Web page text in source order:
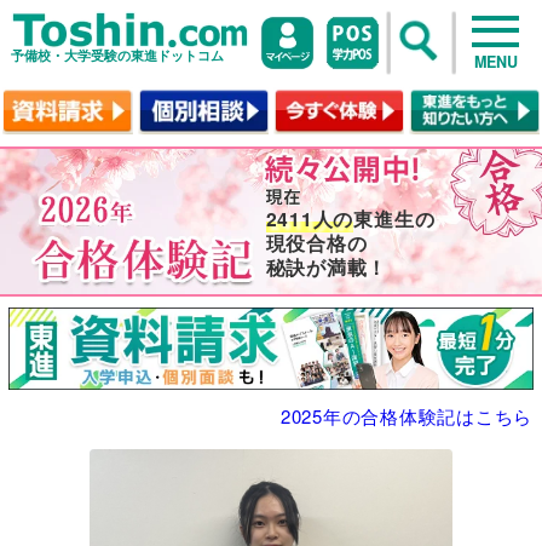
予備校・大学受験の東進ドットコム MENU
2411人の東進生の
現役合格の
秘訣が満載！
2025年の合格体験記はこちら